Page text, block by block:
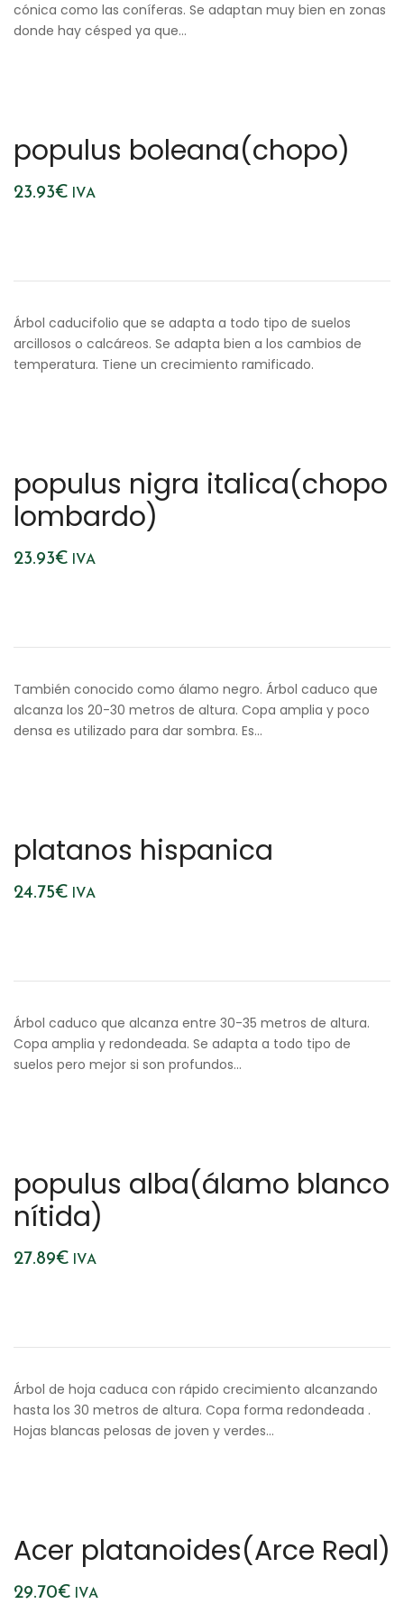
cónica como las coníferas. Se adaptan muy bien en zonas
donde hay césped ya que…
populus boleana(chopo)
23.93€ IVA
Árbol caducifolio que se adapta a todo tipo de suelos
arcillosos o calcáreos. Se adapta bien a los cambios de
temperatura. Tiene un crecimiento ramificado.
populus nigra italica(chopo
lombardo)
23.93€ IVA
También conocido como álamo negro. Árbol caduco que
alcanza los 20-30 metros de altura. Copa amplia y poco
densa es utilizado para dar sombra. Es…
platanos hispanica
24.75€ IVA
Árbol caduco que alcanza entre 30-35 metros de altura.
Copa amplia y redondeada. Se adapta a todo tipo de
suelos pero mejor si son profundos…
populus alba(álamo blanco
nítida)
27.89€ IVA
Árbol de hoja caduca con rápido crecimiento alcanzando
hasta los 30 metros de altura. Copa forma redondeada .
Hojas blancas pelosas de joven y verdes…
Acer platanoides(Arce Real)
29.70€ IVA